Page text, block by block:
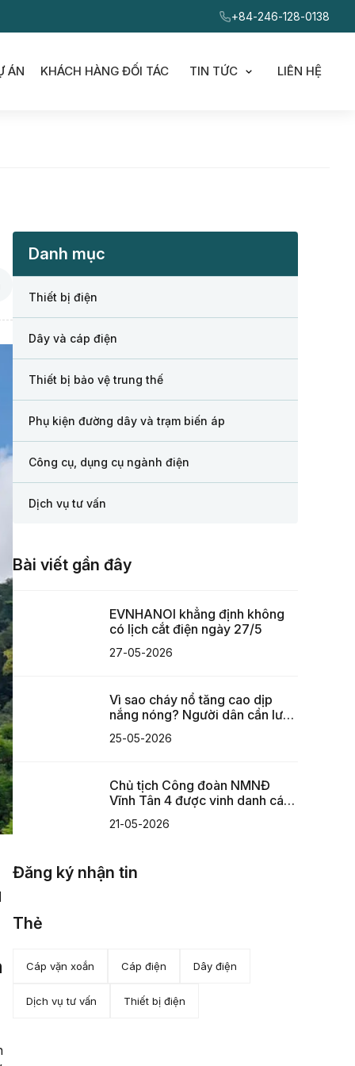
+84-246-128-0138
for Sản phẩm và dịch vụ
ÁN KHÁCH HÀNG ĐỐI TÁC TIN TỨC Show submenu
LIÊN HỆ
Danh mục
Thiết bị điện
Dây và cáp điện
Thiết bị bảo vệ trung thế
Phụ kiện đường dây và trạm biến áp
Công cụ, dụng cụ ngành điện
Dịch vụ tư vấn
Bài viết gần đây
EVNHANOI khẳng định không
có lịch cắt điện ngày 27/5
27-05-2026
Vì sao cháy nổ tăng cao dịp
nắng nóng? Người dân cần lưu
ý gì?
25-05-2026
Chủ tịch Công đoàn NMNĐ
Vĩnh Tân 4 được vinh danh cá
nhân điển hình tiên tiến
21-05-2026
Đăng ký nhận tin
Thẻ
Cáp vặn xoắn Cáp điện Dây điện
Dịch vụ tư vấn Thiết bị điện